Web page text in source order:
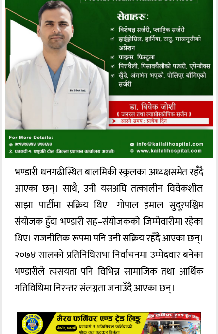
भण्डारी धनगढीस्थित बालमिकी स्कुलका अध्यक्षसमेत रहँदै
आएका छन्। साथै, उनी यसअघि तत्कालीन विवेकशील
साझा पार्टीमा सक्रिय थिए। गोपाल हमाल सुदूरपश्चिम
संयोजक हुँदा भण्डारी सह–संयोजकको जिम्मेवारीमा रहेका
थिए। राजनीतिक रूपमा पनि उनी सक्रिय रहँदै आएका छन्।
२०७४ सालको प्रतिनिधिसभा निर्वाचनमा उम्मेदवार बनेका
भण्डारीले त्यसयता पनि विभिन्न सामाजिक तथा आर्थिक
गतिविधिमा निरन्तर संलग्नता जनाउँदै आएका छन्।